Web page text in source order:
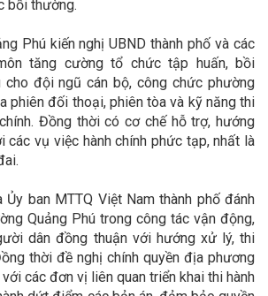
bồi thường.
Phú kiến nghị UBND thành phố và các
tăng cường tổ chức tập huấn, bồi
cho đội ngũ cán bộ, công chức phường
phiên đối thoại, phiên tòa và kỹ năng thi
Đồng thời có cơ chế hỗ trợ, hướng
vụ việc hành chính phức tạp, nhất là
ban MTTQ Việt Nam thành phố đánh
Quảng Phú trong công tác vận động,
dân đồng thuận với hướng xử lý, thi
thời đề nghị chính quyền địa phương
các đơn vị liên quan triển khai thi hành